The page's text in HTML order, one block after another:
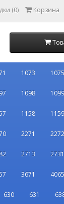
(0) Корзина
1073 1075
1098 1099
1158 1159
2271 2272
2713 2731
3671 4065
630 631